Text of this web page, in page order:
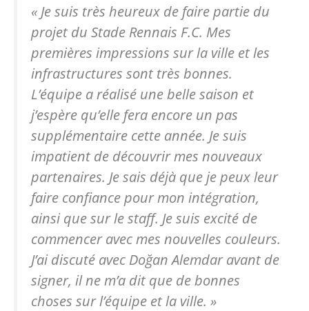
« Je suis très heureux de faire partie du
projet du Stade Rennais F.C. Mes
premières impressions sur la ville et les
infrastructures sont très bonnes.
L’équipe a réalisé une belle saison et
j’espère qu’elle fera encore un pas
supplémentaire cette année. Je suis
impatient de découvrir mes nouveaux
partenaires. Je sais déjà que je peux leur
faire confiance pour mon intégration,
ainsi que sur le staff. Je suis excité de
commencer avec mes nouvelles couleurs.
J’ai discuté avec Doğan Alemdar avant de
signer, il ne m’a dit que de bonnes
choses sur l’équipe et la ville. »